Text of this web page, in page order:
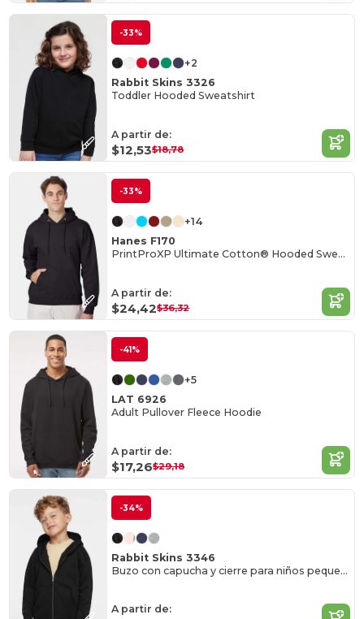
-33%
+2
Rabbit Skins 3326
Toddler Hooded Sweatshirt
A partir de:
$12,53$18,78
-33%
+14
Hanes F170
PrintProXP Ultimate Cotton® Hooded Sweatshirt
A partir de:
$24,42$36,32
-41%
+5
LAT 6926
Adult Pullover Fleece Hoodie
A partir de:
$17,26$29,18
-34%
Rabbit Skins 3346
Buzo con capucha y cierre para niños pequeños
A partir de: